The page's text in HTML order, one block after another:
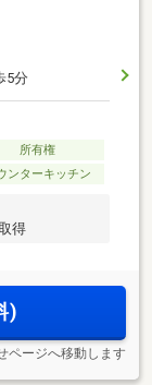
5分
所有権
ンターキッチン
得
)
ページへ移動します